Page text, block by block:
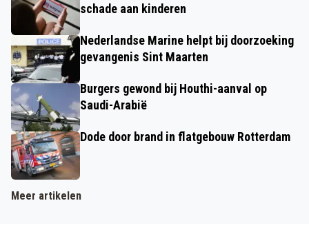
schade aan kinderen
Nederlandse Marine helpt bij doorzoeking
gevangenis Sint Maarten
Burgers gewond bij Houthi-aanval op
Saudi-Arabië
Dode door brand in flatgebouw Rotterdam
Meer artikelen